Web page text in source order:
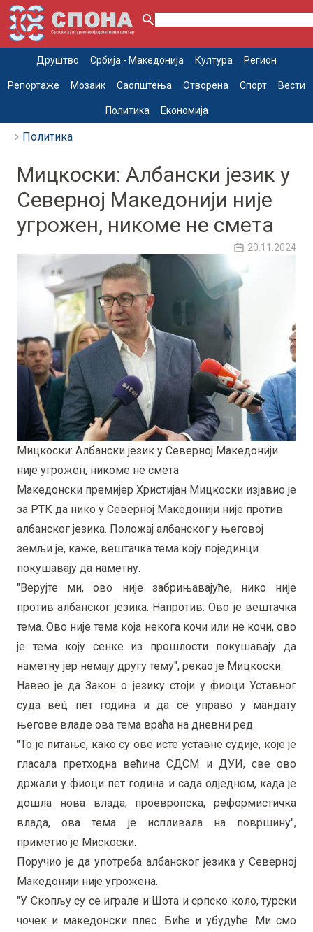
Друштво Србија - Македонија Култура Регион
Репортаже Мозаик Саопштења Отворена Спорт Вести
Политика Економија
Политика
Мицкоски: Албански језик у
Северној Македонији није
угрожен, никоме не смета
20.11.2024
Мицкоски: Албански језик у Северној Македонији
није угрожен, никоме не смета
Македонски премијер Христијан Мицкоски изјавио је
за РТК да нико у Северној Македонији није против
албанског језика. Положај албанског у његовој
земљи је, каже, вештачка тема коју појединци
покушавају да наметну.
"Верујте ми, ово није забрињавајуће, нико није
против албанског језика. Напротив. Ово је вештачка
тема. Ово није тема која некога кочи или не кочи, ово
је тема коју сенке из прошлости покушавају да
наметну јер немају другу тему", рекао је Мицкоски.
Навео је да Закон о језику стоји у фиоци Уставног
суда вец́ пет година и да се управо у мандату
његове владе ова тема враћа на дневни ред.
"То је питање, како су ове исте уставне судије, које је
гласала претходна већина СДСМ и ДУИ, све ово
држали у фиоци пет година и сада одједном, када је
дошла нова влада, проевропска, реформистичка
влада, ова тема је испливала на површину",
приметио је Мискоски.
Поручио је да употреба албанског језика у Северној
Македонији није угрожена.
"У Скопљу су се играле и Шота и српско коло, турски
чочек и македонски плес. Биће и убудуће. Ми смо